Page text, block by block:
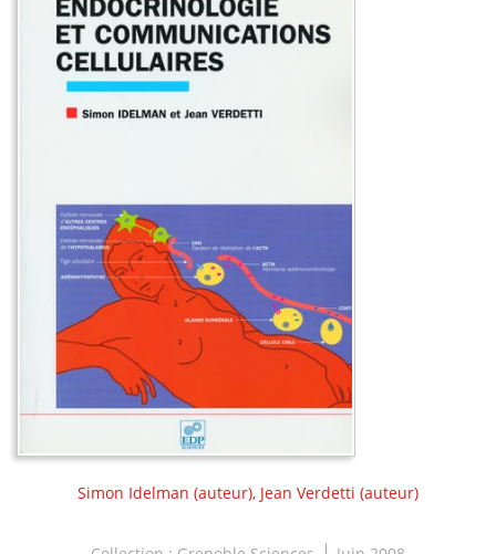
Simon Idelman (auteur), Jean Verdetti (auteur)